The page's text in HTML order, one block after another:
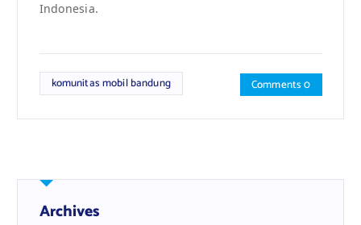
Indonesia.
komunitas mobil bandung Comments 0
Archives